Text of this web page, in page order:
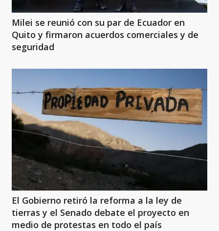
Milei se reunió con su par de Ecuador en
Quito y firmaron acuerdos comerciales y de
seguridad
El Gobierno retiró la reforma a la ley de
tierras y el Senado debate el proyecto en
medio de protestas en todo el país